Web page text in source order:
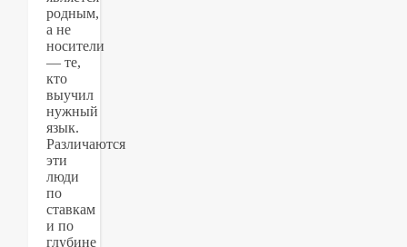
родным,
а не
носители
— те,
кто
выучил
нужный
язык.
Различаются
эти
люди
по
ставкам
и по
глубине